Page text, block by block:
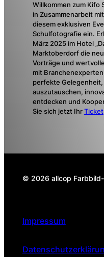
Willkommen zum Kifo
in Zusammenarbeit
diesem exklusiven
Schulfotografie ein.
März 2025 im Hotel
Marktoberdorf die
Vorträge und
mit
perfekte
auszutauschen,
entdecken und
Sie sich jetzt IhrTicket
© 2026 allcop Farbbild-
Impressum